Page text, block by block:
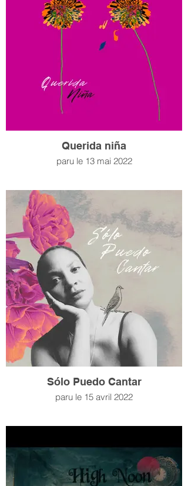
Querida niña
paru le 13 mai 2022
Sólo Puedo Cantar
paru le 15 avril 2022